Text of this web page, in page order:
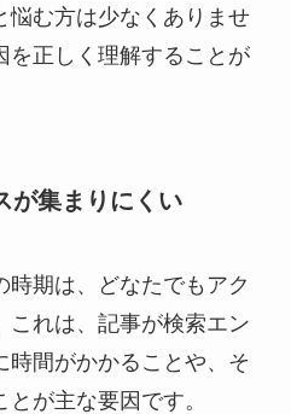
悩む方は少なくありませ
を正しく理解することが
が集まりにくい
時期は、どなたでもアク
これは、記事が検索エン
時間がかかることや、そ
が主な要因です。